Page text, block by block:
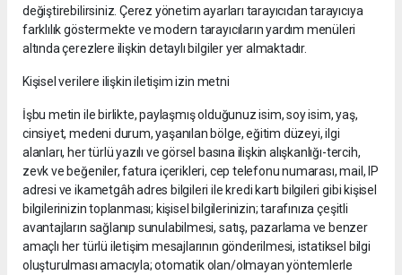
değiştirebilirsiniz. Çerez yönetim ayarları tarayıcıdan tarayıcıya
farklılık göstermekte ve modern tarayıcıların yardım menüleri
altında çerezlere ilişkin detaylı bilgiler yer almaktadır.
Kişisel verilere ilişkin iletişim izin metni
İşbu metin ile birlikte, paylaşmış olduğunuz isim, soy isim, yaş,
cinsiyet, medeni durum, yaşanılan bölge, eğitim düzeyi, ilgi
alanları, her türlü yazılı ve görsel basına ilişkin alışkanlığı-tercih,
zevk ve beğeniler, fatura içerikleri, cep telefonu numarası, mail, IP
adresi ve ikametgâh adres bilgileri ile kredi kartı bilgileri gibi kişisel
bilgilerinizin toplanması; kişisel bilgilerinizin; tarafınıza çeşitli
avantajların sağlanıp sunulabilmesi, satış, pazarlama ve benzer
amaçlı her türlü iletişim mesajlarının gönderilmesi, istatiksel bilgi
oluşturulması amacıyla; otomatik olan/olmayan yöntemlerle